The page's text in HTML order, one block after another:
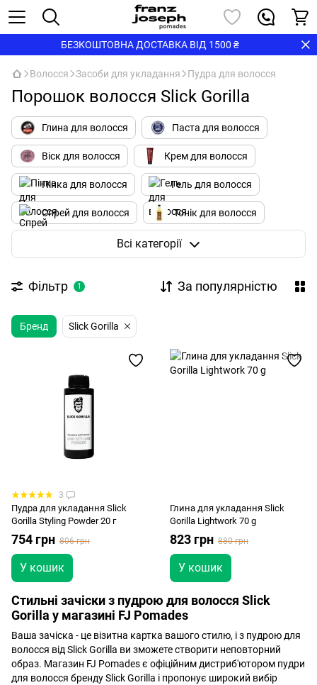
БЕЗКОШТОВНА ДОСТАВКА ВІД 1500 ₴
Волосся Засоби для укладання Пудра для волосся
Порошок волосся Slick Gorilla
Глина для волосся Паста для волосся
Віск для волосся Крем для волосся
Пінка для волосся Гель для волосся
Спрей для волосся Тонік для волосся
Помада для волосся Пудра для волосся
Всі категорії
Фільтр 1 За популярністю
Бренд Slick Gorilla
3
Пудра для укладання Slick
Gorilla Styling Powder 20 г
754 грн 806 грн
У кошик
Глина для укладання Slick
Gorilla Lightwork 70 g
823 грн 880 грн
У кошик
Стильні зачіски з пудрою для волосся Slick
Gorilla у магазині FJ Pomades
Ваша зачіска - це візитна картка вашого стилю, і з пудрою для
волосся від Slick Gorilla ви зможете створити неповторний
образ. Магазин FJ Pomades є офіційним дистриб'ютором пудри
для волосся бренду Slick Gorilla і пропонує широкий вибір